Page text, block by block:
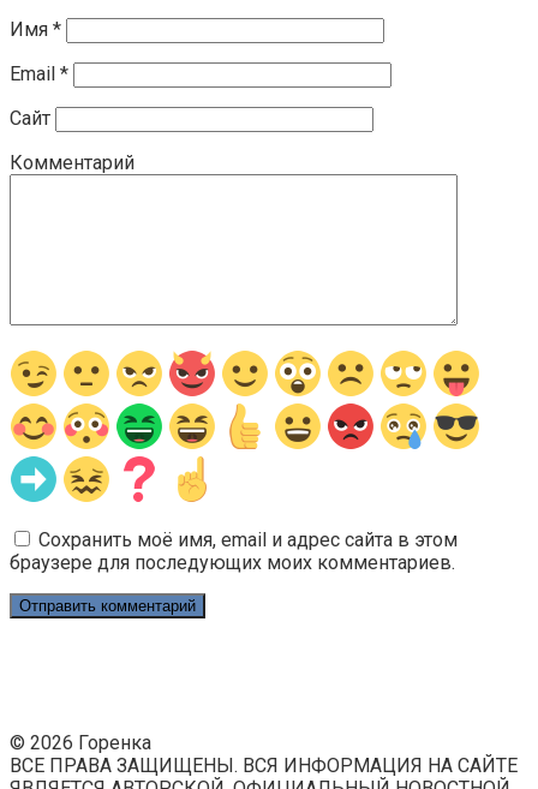
Имя *
Email *
Сайт
Комментарий
Сохранить моё имя, email и адрес сайта в этом
браузере для последующих моих комментариев.
© 2026 Горенка
ВСЕ ПРАВА ЗАЩИЩЕНЫ. ВСЯ ИНФОРМАЦИЯ НА САЙТЕ